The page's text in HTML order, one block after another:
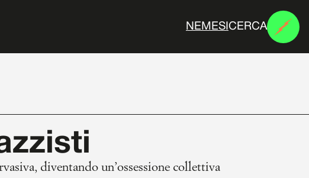
N E M ES CERCA
diventando un’ossessione collettiva